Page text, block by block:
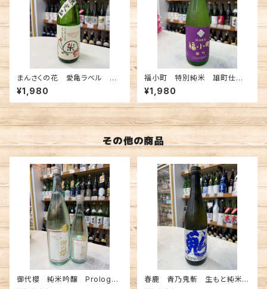
まんさくの花 愛亀ラベル 純
米吟醸 一度火入れ原酒 72
0ml
¥1,980
福小町 特別純米 雄町仕込
み 720ml
¥1,980
その他の商品
御代櫻 純米吟醸 Prologe
春鹿 青乃鬼斬 生もと純米超